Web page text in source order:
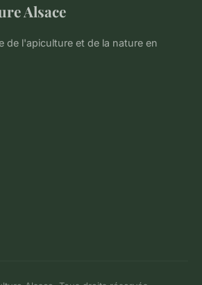
Alsace
de l'apiculture et de la nature en